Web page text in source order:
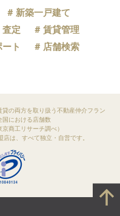
新築一戸建て
査定
賃貸管理
ト
店舗検索
の両方を取り扱う不動産仲介フラン
国における店舗数
商工リサーチ調べ）
は、すべて独立・自営です。